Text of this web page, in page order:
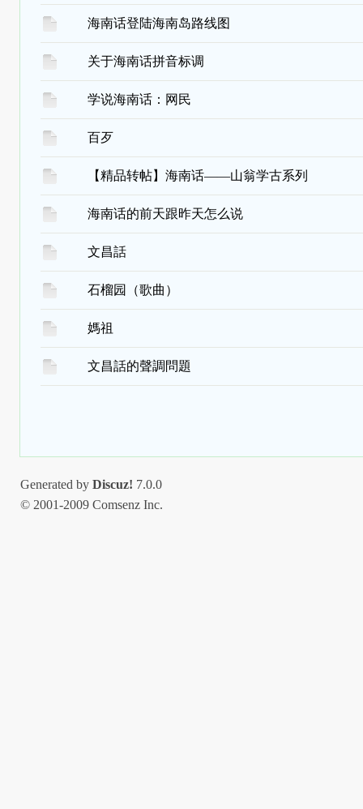
海南话登陆海南岛路线图
关于海南话拼音标调
学说海南话：网民
百歹
【精品转帖】海南话——山翁学古系列
海南话的前天跟昨天怎么说
文昌話
石榴园（歌曲）
媽祖
文昌話的聲調問題
Generated by Discuz! 7.0.0
© 2001-2009 Comsenz Inc.